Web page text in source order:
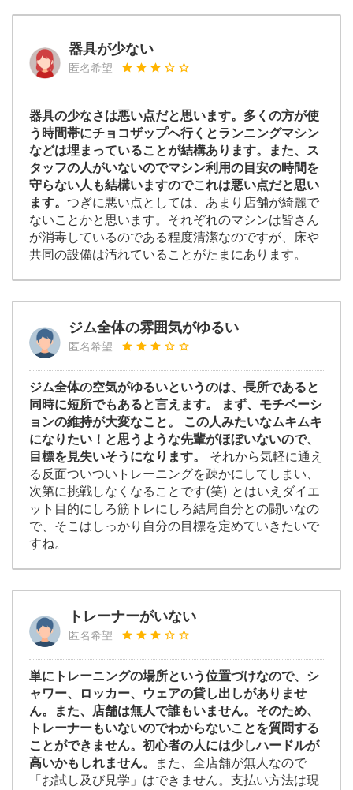
器具が少ない
匿名希望
器具の少なさは悪い点だと思います。多くの方が使
う時間帯にチョコザップへ行くとランニングマシン
などは埋まっていることが結構あります。また、ス
タッフの人がいないのでマシン利用の目安の時間を
守らない人も結構いますのでこれは悪い点だと思い
ます。 つぎに悪い点としては、あまり店舗が綺麗で
ないことかと思います。それぞれのマシンは皆さん
が消毒しているのである程度清潔なのですが、床や
共同の設備は汚れていることがたまにあります。
ジム全体の雰囲気がゆるい
匿名希望
ジム全体の空気がゆるいというのは、長所であると
同時に短所でもあると言えます。 まず、モチベーシ
ョンの維持が大変なこと。 この人みたいなムキムキ
になりたい！と思うような先輩がほぼいないので、
目標を見失いそうになります。
それから気軽に通え
る反面ついついトレーニングを疎かにしてしまい、
次第に挑戦しなくなることです(笑) とはいえダイエ
ット目的にしろ筋トレにしろ結局自分との闘いなの
で、そこはしっかり自分の目標を定めていきたいで
すね。
トレーナーがいない
匿名希望
単にトレーニングの場所という位置づけなので、シ
ャワー、ロッカー、ウェアの貸し出しがありませ
ん。また、店舗は無人で誰もいません。そのため、
トレーナーもいないのでわからないことを質問する
ことができません。初心者の人には少しハードルが
高いかもしれません。
また、全店舗が無人なので
「お試し及び見学」はできません。支払い方法は現